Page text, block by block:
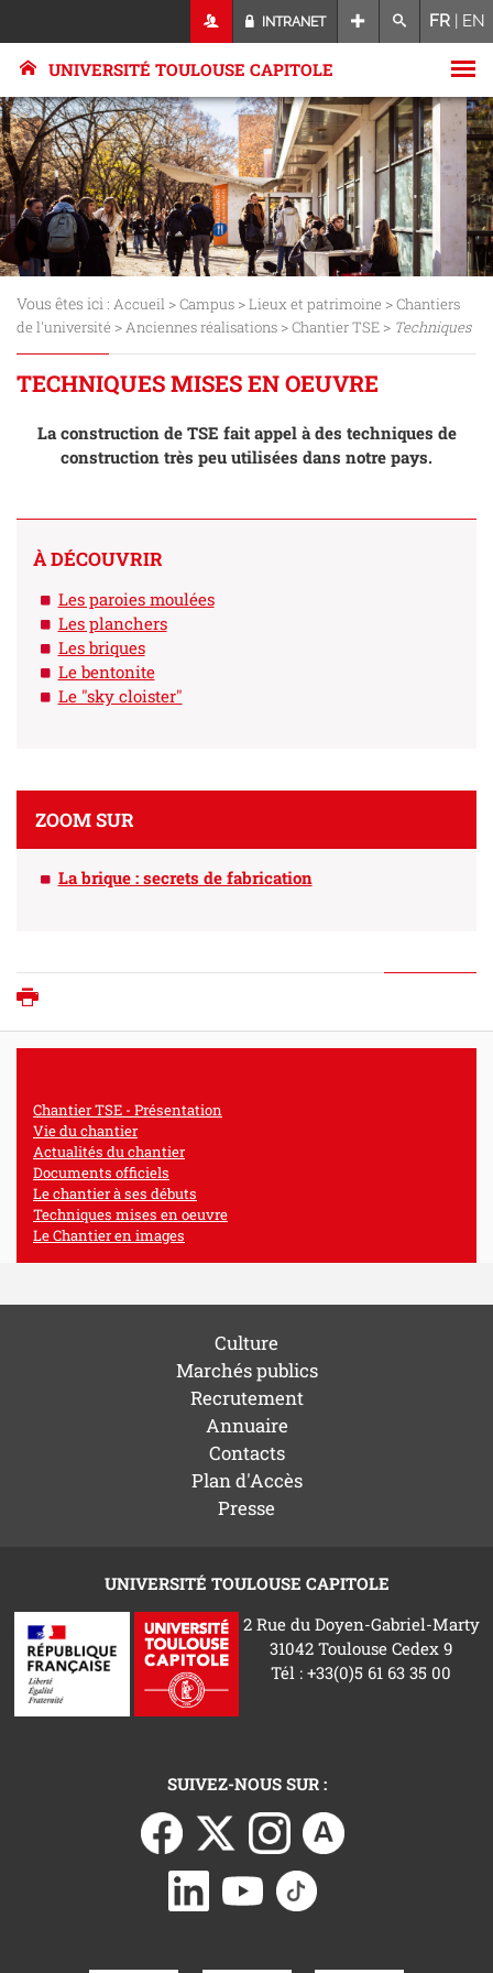
INTRANET FR | EN
UNIVERSITÉ TOULOUSE CAPITOLE
Vous êtes ici : Accueil >Campus >Lieux et patrimoine >Chantiers
de l'université >Anciennes réalisations >Chantier TSE > Techniques
TECHNIQUES MISES EN OEUVRE
La construction de TSE fait appel à des techniques de
construction très peu utilisées dans notre pays.
À DÉCOUVRIR
Les paroies moulées
Les planchers
Les briques
Le bentonite
Le "sky cloister"
ZOOM SUR
La brique : secrets de fabrication
Chantier TSE - Présentation
Vie du chantier
Actualités du chantier
Documents officiels
Le chantier à ses débuts
Techniques mises en oeuvre
Le Chantier en images
Culture
Marchés publics
Recrutement
Annuaire
Contacts
Plan d'Accès
Presse
UNIVERSITÉ TOULOUSE CAPITOLE
2 Rue du Doyen-Gabriel-Marty
31042 Toulouse Cedex 9
Tél : +33(0)5 61 63 35 00
SUIVEZ-NOUS SUR :